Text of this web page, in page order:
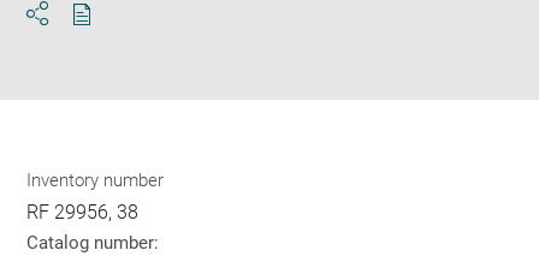
Inventory number
RF 29956, 38
Catalog number: